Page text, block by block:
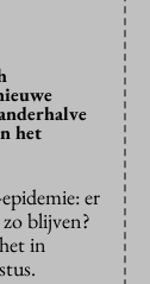
het
er
blijven?
in